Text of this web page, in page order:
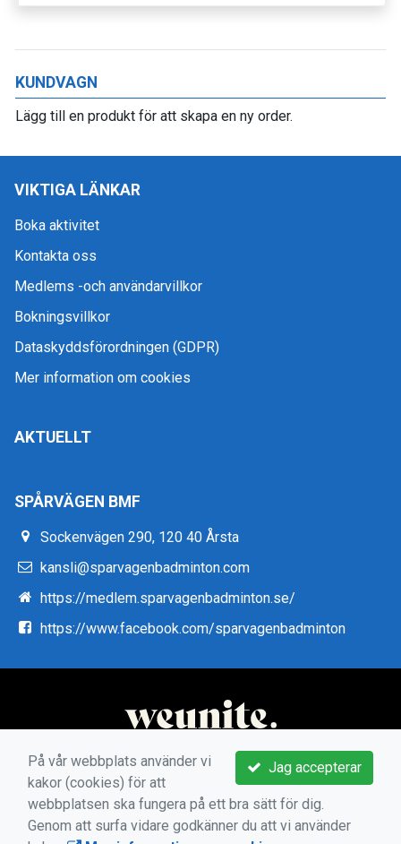
KUNDVAGN
Lägg till en produkt för att skapa en ny order.
VIKTIGA LÄNKAR
Boka aktivitet
Kontakta oss
Medlems -och användarvillkor
Bokningsvillkor
Dataskyddsförordningen (GDPR)
Mer information om cookies
AKTUELLT
SPÅRVÄGEN BMF
Sockenvägen 290, 120 40 Årsta
kansli@sparvagenbadminton.com
https://medlem.sparvagenbadminton.se/
https://www.facebook.com/sparvagenbadminton
Jag accepterar
På vår webbplats använder vi
kakor (cookies) för att
webbplatsen ska fungera på ett bra sätt för dig.
Genom att surfa vidare godkänner du att vi använder